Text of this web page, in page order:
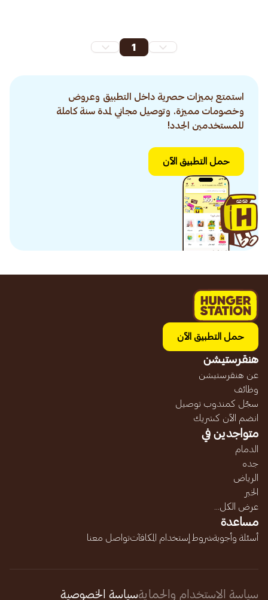
1
استمتع بميزات حصرية داخل التطبيق وعروض
وخصومات مميزة. وتوصيل مجاني لمدة سنة كاملة
للمستخدمين الجدد!
حمل التطبيق الآن
حمل التطبيق الآن
هنقرستيشن
عن هنقرستيشن
وظائف
سجّل كمندوب توصيل
انضم الآن كشريك
متواجدين في
الدمام
جده
الرياض
الخبر
عرض الكل...
مساعدة
أسئلة وأجوبةشروط إستخدام المكافآتتواصل معنا
سياسة الاستخدام والحمايةسياسة الخصوصية